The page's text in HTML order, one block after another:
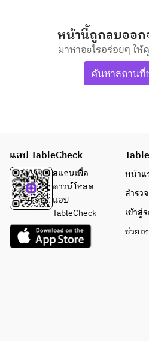
หน้านี้ถูกลบออก
มาหาอะไรอร่อยๆ ใ
ค้นหาสถาน
แอป TableCheck
สแกนเพื่อ
ดาวน์โหลด
แอป
TableCheck
หน้าแ
สำรวจ
เข้าสู่
ช่วยเ